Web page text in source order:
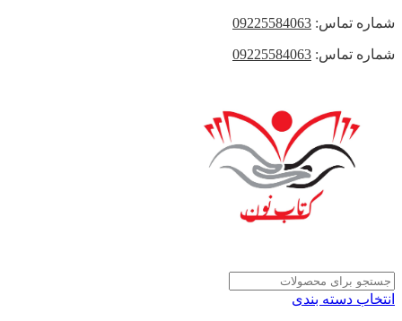
شماره تماس: 09225584063
شماره تماس: 09225584063
انتخاب دسته بندی